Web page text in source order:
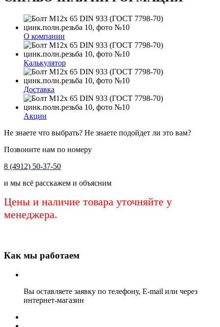
О компании
Калькулятор
Доставка
Акции
Не знаете что выбрать? Не знаете подойдет ли это вам?
Позвоните нам по номеру
8 (4912) 50-37-50
и мы всё расскажем и объясним
Цены и наличие товара уточняйте у
менеджера.
Как мы работаем
Вы оставляете заявку по телефону, E-mail или через
интернет-магазин